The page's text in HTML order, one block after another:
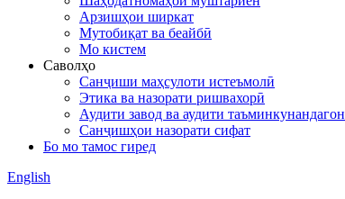
Арзишҳои ширкат
Мутобиқат ва беайбӣ
Мо кистем
Саволҳо
Санҷиши маҳсулоти истеъмолӣ
Этика ва назорати ришвахорӣ
Аудити завод ва аудити таъминкунандагон
Санҷишҳои назорати сифат
Бо мо тамос гиред
English